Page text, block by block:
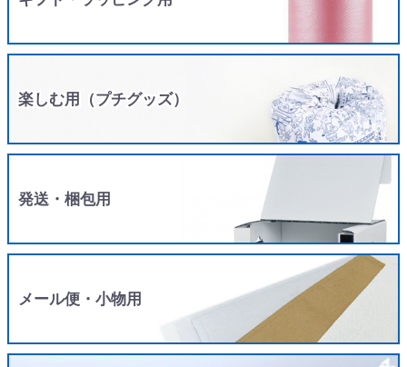
楽しむ用（プチグッズ）
発送・梱包用
メール便・小物用